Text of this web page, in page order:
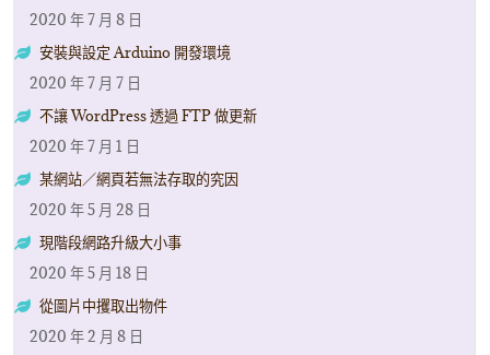
2020 年 7 月 8 日
安裝與設定 Arduino 開發環境
2020 年 7 月 7 日
不讓 WordPress 透過 FTP 做更新
2020 年 7 月 1 日
某網站／網頁若無法存取的究因
2020 年 5 月 28 日
現階段網路升級大小事
2020 年 5 月 18 日
從圖片中攫取出物件
2020 年 2 月 8 日